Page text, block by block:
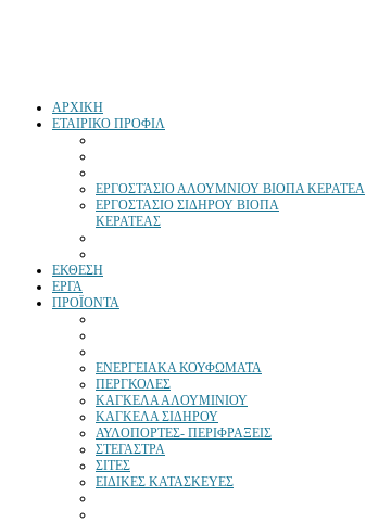
ΑΡΧΙΚΗ
ΕΤΑΙΡΙΚΟ ΠΡΟΦΙΛ
ΕΡΓΟΣΤΆΣΙΟ ΑΛΟΥΜΝΙΟΥ ΒΙΟΠΑ ΚΕΡΑΤΕΑ
ΕΡΓΟΣΤΑΣΙΟ ΣΙΔΗΡΟΥ ΒΙΟΠΑ
ΚΕΡΑΤΕΑΣ
ΕΚΘΕΣΗ
ΕΡΓΑ
ΠΡΟΪΟΝΤΑ
ΕΝΕΡΓΕΙΑΚΑ ΚΟΥΦΩΜΑΤΑ
ΠΕΡΓΚΟΛΕΣ
ΚΑΓΚΕΛΑ ΑΛΟΥΜΙΝΙΟΥ
ΚΑΓΚΕΛΑ ΣΙΔΗΡΟΥ
ΑΥΛΟΠΟΡΤΕΣ- ΠΕΡΙΦΡΑΞΕΙΣ
ΣΤΕΓΑΣΤΡΑ
ΣΙΤΕΣ
ΕΙΔΙΚΕΣ ΚΑΤΑΣΚΕΥΕΣ